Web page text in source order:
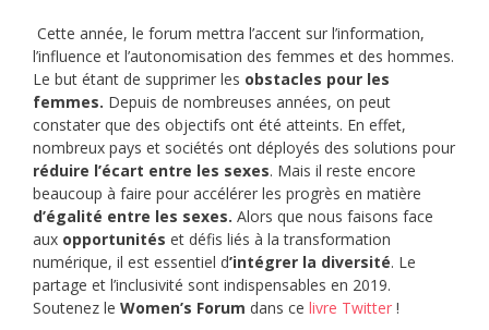
Cette année, le forum mettra l’accent sur l’information,
l’influence et l’autonomisation des femmes et des hommes.
Le but étant de supprimer les obstacles pour les
femmes. Depuis de nombreuses années, on peut
constater que des objectifs ont été atteints. En effet,
nombreux pays et sociétés ont déployés des solutions pour
réduire l’écart entre les sexes. Mais il reste encore
beaucoup à faire pour accélérer les progrès en matière
d’égalité entre les sexes. Alors que nous faisons face
aux opportunités et défis liés à la transformation
numérique, il est essentiel d’intégrer la diversité. Le
partage et l’inclusivité sont indispensables en 2019.
Soutenez le Women’s Forum dans ce livre Twitter !